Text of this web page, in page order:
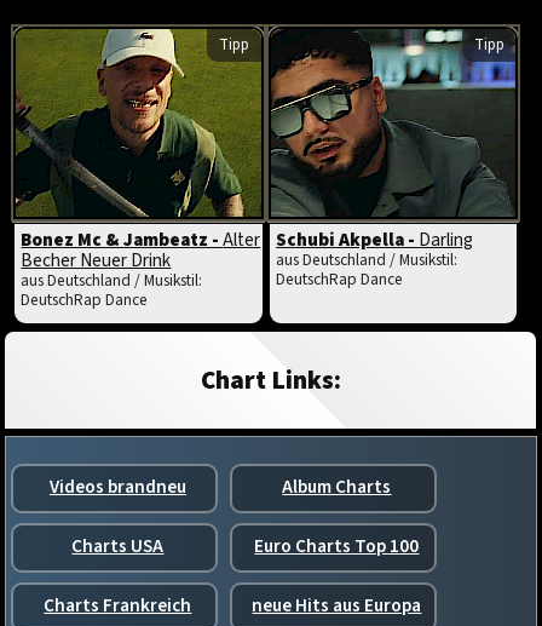
Tipp
Bonez Mc & Jambeatz -Alter
Becher Neuer Drink
aus Deutschland / Musikstil:
DeutschRap Dance
Tipp
Schubi Akpella -Darling
aus Deutschland / Musikstil:
DeutschRap Dance
Chart Links:
Videos brandneu Album Charts
Charts USA Euro Charts Top 100
Charts Frankreich neue Hits aus Europa